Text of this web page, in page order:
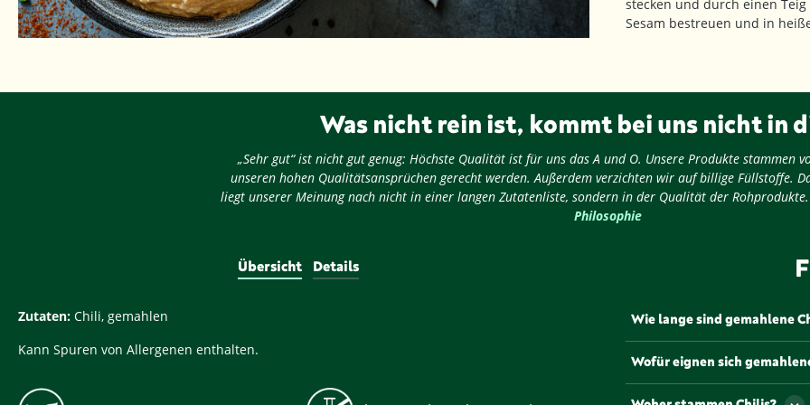
stecken und durch einen
Sesam bestreuen und in
Was nicht rein ist, kommt bei uns nicht in
„Sehr gut“ ist nicht gut genug: Höchste Qualität ist für uns das A und O. Unsere Produkte stammen
unseren hohen Qualitätsansprüchen gerecht werden. Außerdem verzichten wir auf billige Füllstoffe.
liegt unserer Meinung nach nicht in einer langen Zutatenliste, sondern in der Qualität der Rohprodukte.
Philosophie
Übersicht Details
Zutaten: Chili, gemahlen
Kann Spuren von Allergenen enthalten.
Wie lange sind gemahlene
Gemahlene Chilis sind bei
Aroma und die Schärfe zu
einem kühlen, trockenen
Wofür eignen sich
Gemahlene Chilis eignen